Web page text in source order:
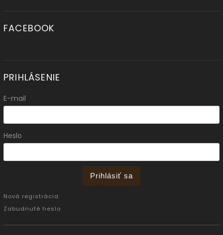
FACEBOOK
PRIHLÁSENIE
E-mail
Heslo
Prihlásiť sa
Nová registrácia
Zabudnuté heslo